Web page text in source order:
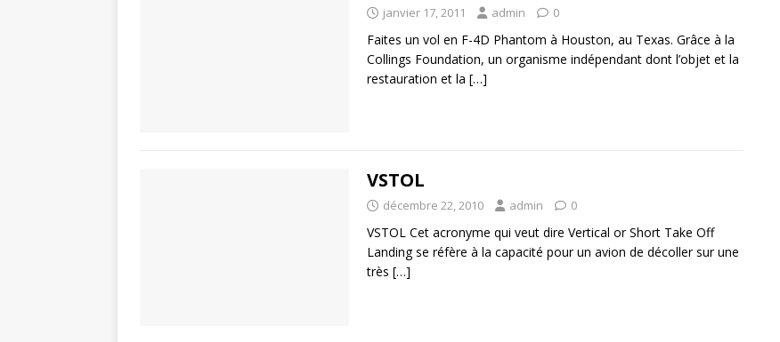
janvier 17, 2011 admin 0
Faites un vol en F-4D Phantom à Houston, au Texas. Grâce à la
Collings Foundation, un organisme indépendant dont l’objet et la
restauration et la […]
VSTOL
décembre 22, 2010 admin 0
VSTOL Cet acronyme qui veut dire Vertical or Short Take Off
Landing se réfère à la capacité pour un avion de décoller sur une
très […]